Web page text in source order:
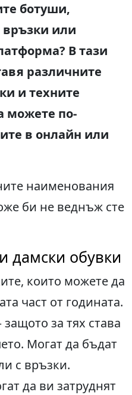
ботуши,
връзки или
В тази
различните
и техните
можете по-
в онлайн или
наименования
би не веднъж сте
дамски обувки
които можете да
част от годината.
за тях става
Могат да бъдат
с връзки.
да ви затруднят